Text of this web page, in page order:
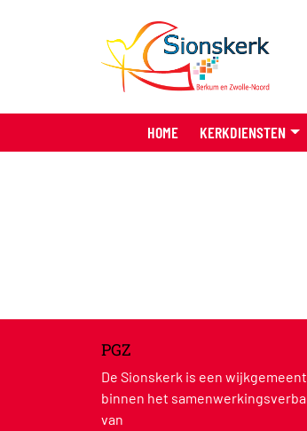
HOME KERKDIENSTEN
PGZ
De Sionskerk is een
binnen het
van